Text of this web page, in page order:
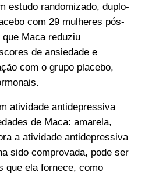
estudo randomizado, duplo-
com 29 mulheres pós-
Maca reduziu
de ansiedade e
com o grupo placebo,
atividade antidepressiva
de Maca: amarela,
a atividade antidepressiva
sido comprovada, pode ser
que ela fornece, como